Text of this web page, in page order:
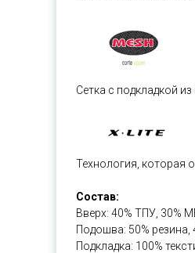
Сетка с подкладкой
Технология, которая
Состав:
Вверх: 40% ТПУ, 30%
Подошва: 50%
Подкладка: 100%